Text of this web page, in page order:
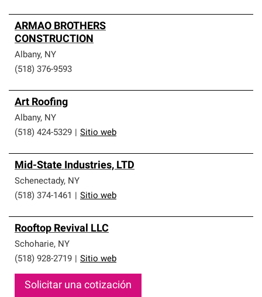
ARMAO BROTHERS
CONSTRUCTION
Albany, NY
(518) 376-9593
Art Roofing
Albany, NY
(518) 424-5329
Sitio web
Mid-State Industries, LTD
Schenectady, NY
(518) 374-1461
Sitio web
Rooftop Revival LLC
Schoharie, NY
(518) 928-2719
Sitio web
Solicitar una cotización